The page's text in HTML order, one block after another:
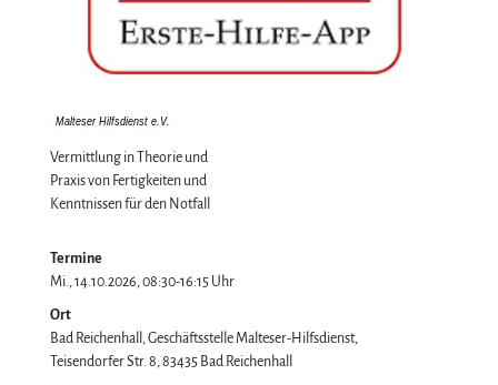
Vermittlung in Theorie und
Praxis von Fertigkeiten und
Kenntnissen für den Notfall
Termine
Mi., 14.10.2026, 08:30-16:15 Uhr
Ort
Bad Reichenhall, Geschäftsstelle Malteser-Hilfsdienst
Teisendorfer Str. 8 83435 Bad Reichenhall